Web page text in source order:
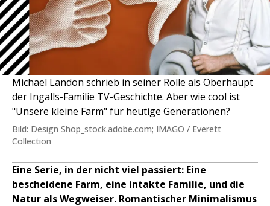
Michael Landon schrieb in seiner Rolle als Oberhaupt
der Ingalls-Familie TV-Geschichte. Aber wie cool ist
"Unsere kleine Farm" für heutige Generationen?
Bild: Design Shop_stock.adobe.com; IMAGO / Everett
Collection
Eine Serie, in der nicht viel passiert: Eine
bescheidene Farm, eine intakte Familie, und die
Natur als Wegweiser. Romantischer Minimalismus